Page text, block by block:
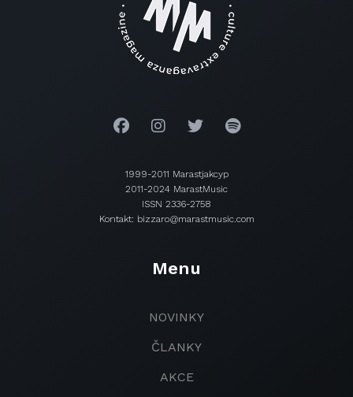
1999-2011 Marastjakcyp
2011-2024 MarastMusic
ISSN 2336-2758
Kontakt: bizzaro@marastmusic.com
Menu
NOVINKY
ČLANKY
AKCE